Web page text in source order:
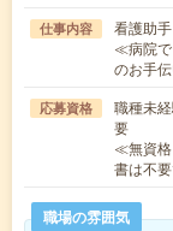
仕事内容
看護助手
≪病院で
のお手
応募資格
職種未
要
≪無資
書は不
職場の雰囲気